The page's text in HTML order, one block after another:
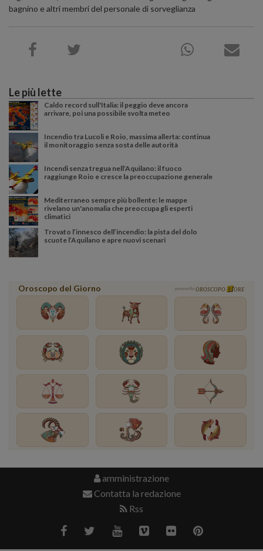
bagnino e altri membri del personale di sorveglianza
Le più lette
Caldo record sull'Italia: il peggio deve ancora
arrivare, poi una possibile svolta meteo
Incendio tra Lucoli e Roio, massima allerta: continua
il monitoraggio senza sosta delle autorità
Incendi senza tregua nell’Aquilano: il fuoco
raggiunge Roio e cresce la preoccupazione generale
Mediterraneo sempre più bollente: le mappe
rivelano un'anomalia che preoccupa gli esperti
climatici
Trovato l’innesco dell’incendio: la pista del dolo
scuote l’Aquilano e apre nuovi scenari
Oroscopo del Giorno powered by OROSCOPO ORE
amministrazione
Contatta la redazione
Rss